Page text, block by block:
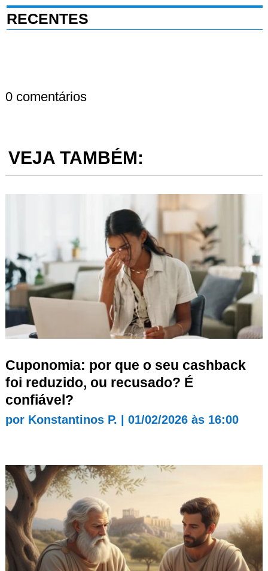
RECENTES
0 comentários
VEJA TAMBÉM:
Cuponomia: por que o seu cashback
foi reduzido, ou recusado? É
confiável?
por Konstantinos P. 01/02/2026 às 16:00